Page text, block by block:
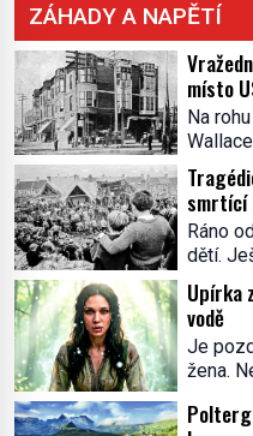
ZÁHADY A NAPĚTÍ
místo
Na
nápis
místní
vrah H.
v
přijíždí
smrtící
Ráno
dětí.
zná,
cosi
mrtvá.
osud?
Upírka
vodě
Je
žena.
pod ní